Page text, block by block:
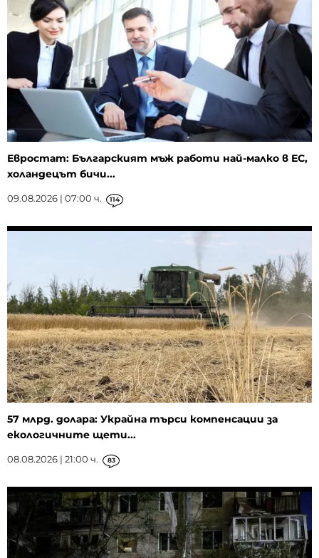
Евростат: Българският мъж работи най-малко в ЕС,
холандецът бичи...
09.08.2026 | 07:00 ч. 114
57 млрд. долара: Украйна търси компенсации за
екологичните щети...
08.08.2026 | 21:00 ч. 83